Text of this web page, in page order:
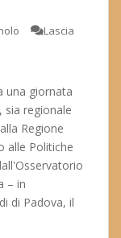
Lascia
una giornata
sia regionale
Regione
alle Politiche
– in
di Padova, il